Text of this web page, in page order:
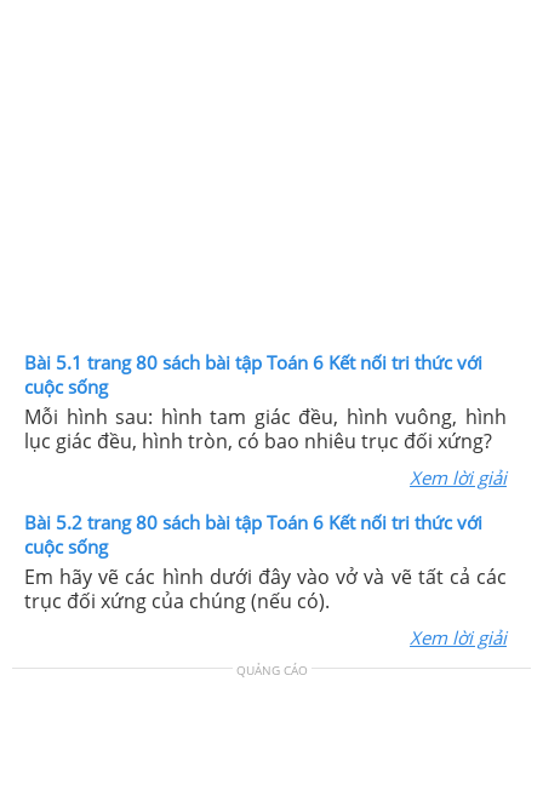
Bài 5.1 trang 80 sách bài tập Toán 6 Kết nối tri thức với
cuộc sống
Mỗi hình sau: hình tam giác đều, hình vuông, hình
lục giác đều, hình tròn, có bao nhiêu trục đối xứng?
Xem lời giải
Bài 5.2 trang 80 sách bài tập Toán 6 Kết nối tri thức với
cuộc sống
Em hãy vẽ các hình dưới đây vào vở và vẽ tất cả các
trục đối xứng của chúng (nếu có).
Xem lời giải
QUẢNG CÁO